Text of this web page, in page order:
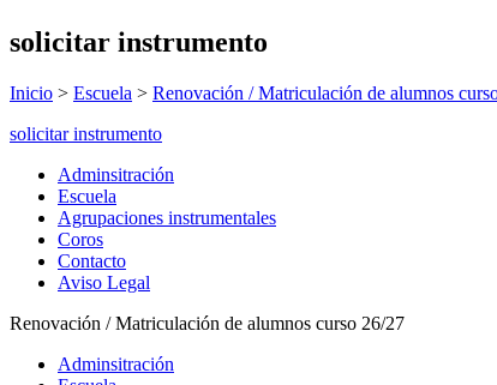
solicitar instrumento
Inicio > Escuela > Renovación / Matriculación de alumnos
solicitar instrumento
Adminsitración
Escuela
Agrupaciones instrumentales
Coros
Contacto
Aviso Legal
Renovación / Matriculación de alumnos curso 26/27
Adminsitración